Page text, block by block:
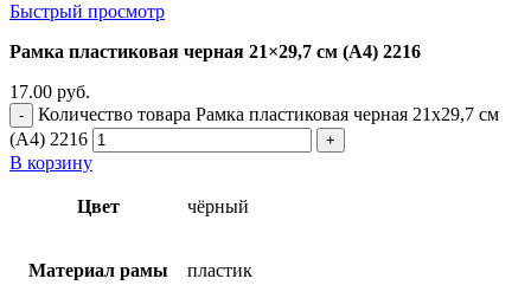
Быстрый просмотр
Рамка пластиковая черная 21×29,7 см (А4) 2216
17.00 руб.
Количество товара Рамка пластиковая черная 21x29,7 см
(А4) 2216
В корзину
Цвет чёрный
Материал рамы пластик